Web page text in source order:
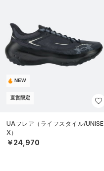
NEW
直営限定
UAフレア（ライフスタイル/UNISE
X）
￥24,970